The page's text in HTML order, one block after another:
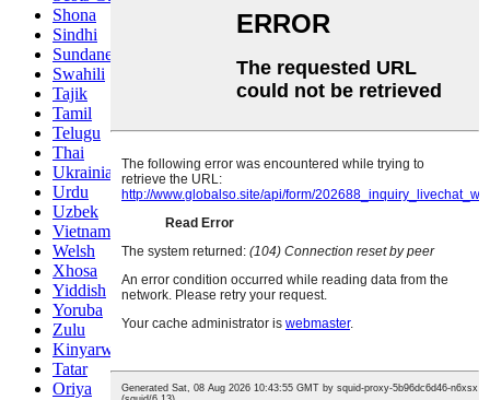
Shona
Sindhi
Sundanese
Swahili
Tajik
Tamil
Telugu
Thai
Ukrainian
Urdu
Uzbek
Vietnamese
Welsh
Xhosa
Yiddish
Yoruba
Zulu
Kinyarwanda
Tatar
Oriya